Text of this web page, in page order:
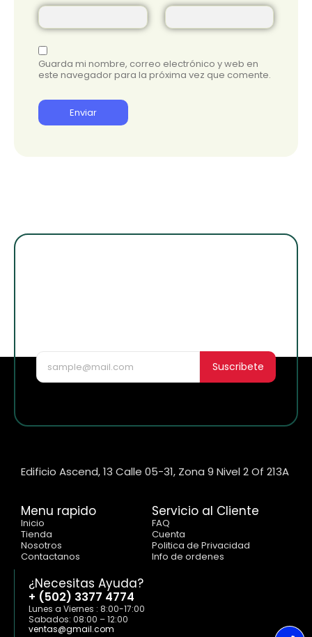
Guarda mi nombre, correo electrónico y web en
este navegador para la próxima vez que comente.
Suscribete
Edificio Ascend, 13 Calle 05-31, Zona 9 Nivel 2 Of 213A
Menu rapido
Inicio
Tienda
Nosotros
Contactanos
Servicio al Cliente
FAQ
Cuenta
Politica de Privacidad
Info de ordenes
¿Necesitas Ayuda?
+ (502) 3377 4774
Lunes a Viernes : 8:00-17:00
Sabados: 08:00 – 12:00
ventas@gmail.com